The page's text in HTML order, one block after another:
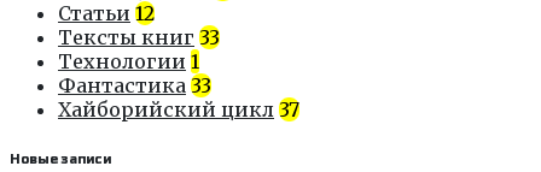
Статьи 12
Тексты книг 33
Технологии 1
Фантастика 33
Хайборийский цикл 37
Новые записи